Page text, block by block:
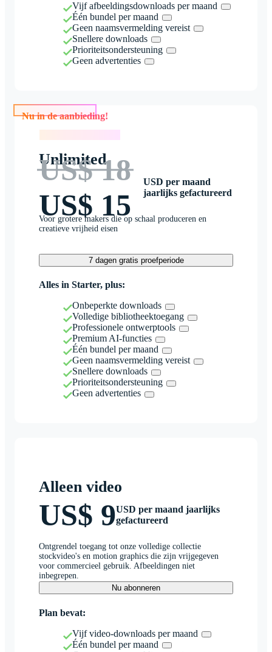
Vijf afbeeldingsdownloads per maand
Één bundel per maand
Geen naamsvermelding vereist
Snellere downloads
Prioriteitsondersteuning
Geen advertenties
Nu in de aanbieding!
Unlimited
US$ 18
US$ 15
USD per maand
jaarlijks gefactureerd
Voor grotere makers die op schaal produceren en
creatieve vrijheid eisen
7 dagen gratis proefperiode
Alles in Starter, plus:
Onbeperkte downloads
Volledige bibliotheektoegang
Professionele ontwerptools
Premium AI-functies
Één bundel per maand
Geen naamsvermelding vereist
Snellere downloads
Prioriteitsondersteuning
Geen advertenties
Alleen video
US$ 9USD per maand jaarlijks
gefactureerd
Ontgrendel toegang tot onze volledige collectie
stockvideo's en motion graphics die zijn vrijgegeven
voor commercieel gebruik. Afbeeldingen niet
inbegrepen.
Nu abonneren
Plan bevat:
Vijf video-downloads per maand
Één bundel per maand